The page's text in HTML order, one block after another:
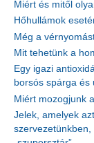
Miért és mitől
Hőhullámok
Még a
Mit tehetünk a
Egy igazi
borsós spárga és
Miért mozogjunk
Jelek, amelyek